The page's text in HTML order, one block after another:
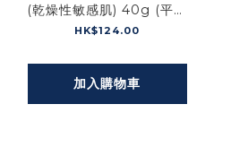
(乾燥性敏感肌) 40g (平行
進口)
HK$124.00
加入購物車